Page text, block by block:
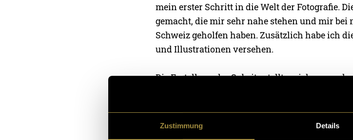
Zustimmung Details
mein erster Schritt in die Welt der Fotografie.
gemacht, die mir sehr nahe stehen und mir
Schweiz geholfen haben. Zusätzlich habe ich
und Illustrationen versehen.
Die Erstellung der Subsite stellte mich vor
die Implementierung von Lightboxes war
Fokus und Komposition berücksichtigen
Ausdruck und die Persönlichkeit der